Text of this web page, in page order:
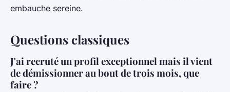
embauche sereine.
Questions classiques
J'ai recruté un profil exceptionnel mais il vient
de démissionner au bout de trois mois, que
faire ?